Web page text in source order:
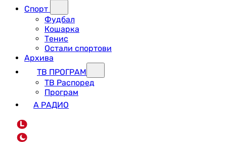
Спорт
Фудбал
Кошарка
Тенис
Остали спортови
Архива
ТВ ПРОГРАМ
ТВ Распоред
Програм
А РАДИО
L